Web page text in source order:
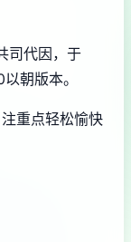
司代因，于
朝版本。
重点轻松愉快